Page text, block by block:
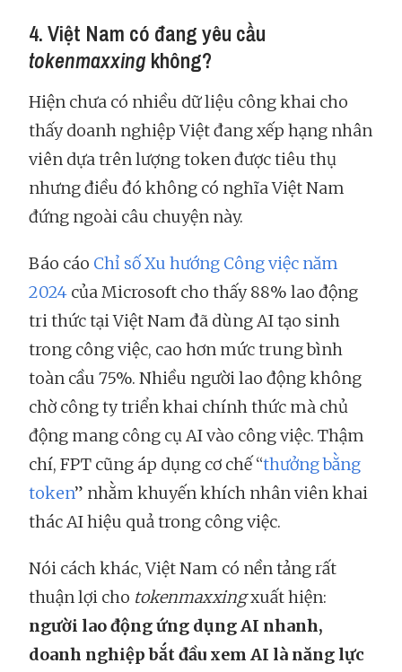
4. Việt Nam có đang yêu cầu
tokenmaxxing không?
Hiện chưa có nhiều dữ liệu công khai cho
thấy doanh nghiệp Việt đang xếp hạng nhân
viên dựa trên lượng token được tiêu thụ
nhưng điều đó không có nghĩa Việt Nam
đứng ngoài câu chuyện này.
Báo cáo Chỉ số Xu hướng Công việc năm
2024 của Microsoft cho thấy 88% lao động
tri thức tại Việt Nam đã dùng AI tạo sinh
trong công việc, cao hơn mức trung bình
toàn cầu 75%. Nhiều người lao động không
chờ công ty triển khai chính thức mà chủ
động mang công cụ AI vào công việc. Thậm
chí, FPT cũng áp dụng cơ chế “thưởng bằng
token” nhằm khuyến khích nhân viên khai
thác AI hiệu quả trong công việc.
Nói cách khác, Việt Nam có nền tảng rất
thuận lợi cho tokenmaxxingxuất hiện:
người lao động ứng dụng AI nhanh,
doanh nghiệp bắt đầu xem AI là năng lực